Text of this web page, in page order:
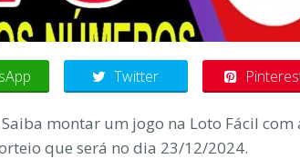
Twitter
Saiba montar um jogo na Loto Fácil com
que será no dia 23/12/2024.